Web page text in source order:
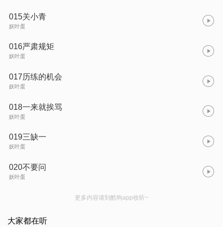
015关小青
妖叶蛋
016严肃规矩
妖叶蛋
017历练的机会
妖叶蛋
018一来就挨骂
妖叶蛋
019三缺一
妖叶蛋
020不要问
妖叶蛋
更多内容请到酷狗app收听~
大家都在听